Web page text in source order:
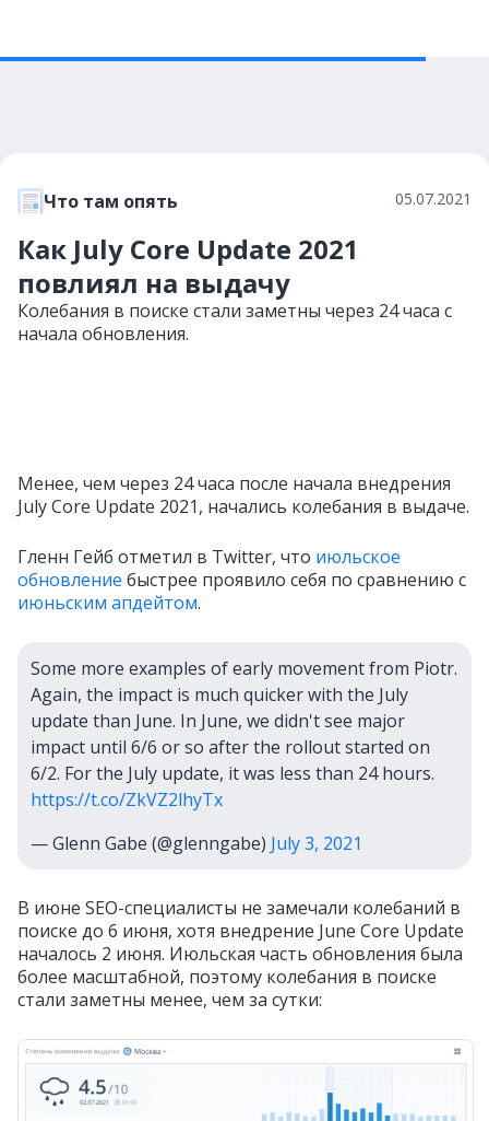
Что там опять 05.07.2021
Как July Core Update 2021
повлиял на выдачу
Колебания в поиске стали заметны через 24 часа с
начала обновления.
Менее, чем через 24 часа после начала внедрения
July Core Update 2021, начались колебания в выдаче.
Гленн Гейб отметил в Twitter, что июльское
обновление быстрее проявило себя по сравнению с
июньским апдейтом.
Some more examples of early movement from Piotr.
Again, the impact is much quicker with the July
update than June. In June, we didn't see major
impact until 6/6 or so after the rollout started on
6/2. For the July update, it was less than 24 hours.
https://t.co/ZkVZ2lhyTx
— Glenn Gabe (@glenngabe) July 3, 2021
В июне SEO-специалисты не замечали колебаний в
поиске до 6 июня, хотя внедрение June Core Update
началось 2 июня. Июльская часть обновления была
более масштабной, поэтому колебания в поиске
стали заметны менее, чем за сутки: